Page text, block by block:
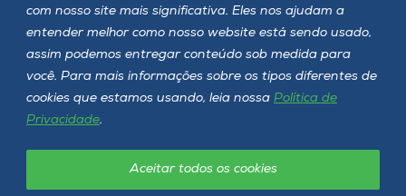
com nosso site mais significativa. Eles nos ajudam a
entender melhor como nosso website está sendo usado,
assim podemos entregar conteúdo sob medida para
você. Para mais informações sobre os tipos diferentes de
cookies que estamos usando, leia nossa Política de
Privacidade.
Aceitar todos os cookies
Política de privacidade LGPD